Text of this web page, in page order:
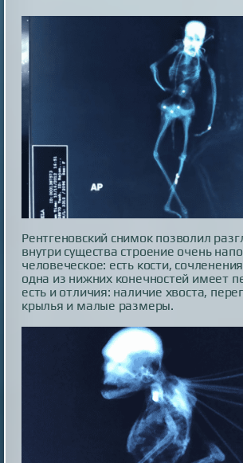
Рентгеновский снимок позволил
внутри существа строение очень
человеческое: есть кости,
одна из нижних конечностей имеет
есть и отличия: наличие хвоста,
крылья и малые размеры.